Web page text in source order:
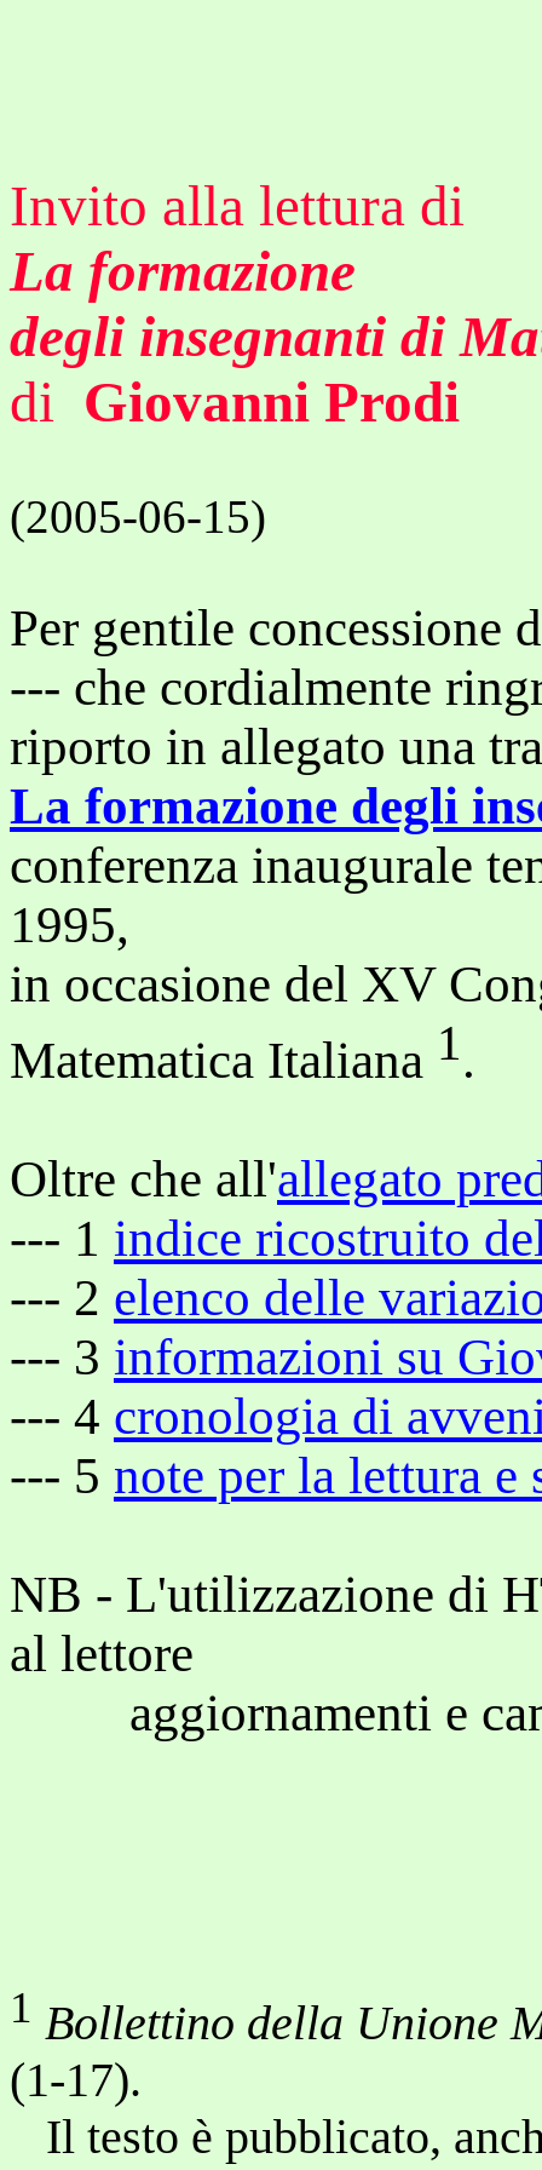
Invito alla lettura di
La formazione
degli insegnanti di
di Giovanni Prodi
(2005-06-15)
Per gentile concessione
--- che cordialmente
riporto in allegato una
La formazione degli
conferenza inaugurale
1995,
in occasione del XV
Matematica Italiana 1.
Oltre che all'allegato
--- 1 indice ricostruito
--- 2 elenco delle
--- 3 informazioni su
--- 4 cronologia di
--- 5 note per la lettura e
NB - L'utilizzazione di
al lettore
aggiornamenti e
1 Bollettino della Unione
(1-17).
Il testo è pubblicato,